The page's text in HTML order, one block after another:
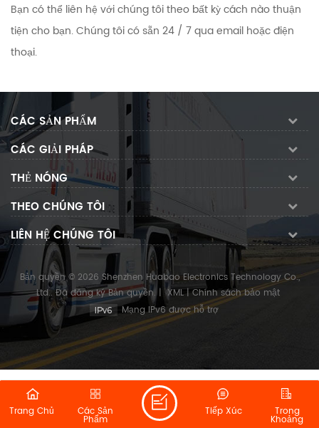
Bạn có thể liên hệ với chúng tôi theo bất kỳ cách nào thuận
tiện cho bạn. Chúng tôi có sẵn 24 / 7 qua email hoặc điện
thoại.
CÁC SẢN PHẨM
CÁC GIẢI PHÁP
THẺ NÓNG
THEO CHÚNG TÔI
LIÊN HỆ CHÚNG TÔI
Bản quyền © 2026 Shenzhen Huabao Electronics Technology Co.,
Ltd.. Đã đăng ký Bản quyền.| XML | Chính sách bảo mật
Mạng IPv6 được hỗ trợ
Trang Chủ Các Sản
Phẩm
Trong
Khoảng
Tiếp Xúc